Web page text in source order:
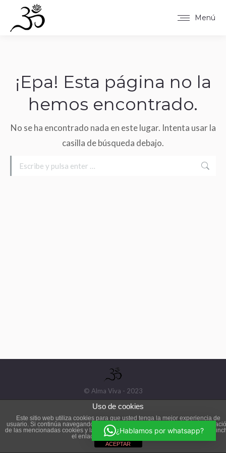
Menú
¡Epa! Esta página no la
hemos encontrado.
No se ha encontrado nada en este lugar. Intenta usar la
casilla de búsqueda debajo.
Buscar:
© Alma Viva - 2023
Uso de cookies
Este sitio web utiliza cookies para que usted tenga la mejor experiencia de
usuario. Si continúa navegando está dando su consentimiento para la
de las mencionadas cookies y la aceptación de nuestrapolítica de cookies
,
el enlace para mayor información.
ACEPTAR
¿Hablamos por whatsapp?